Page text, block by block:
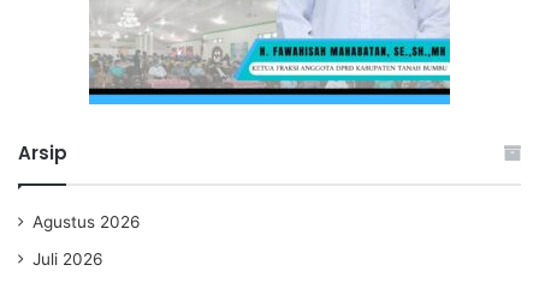
Arsip
Agustus 2026
Juli 2026